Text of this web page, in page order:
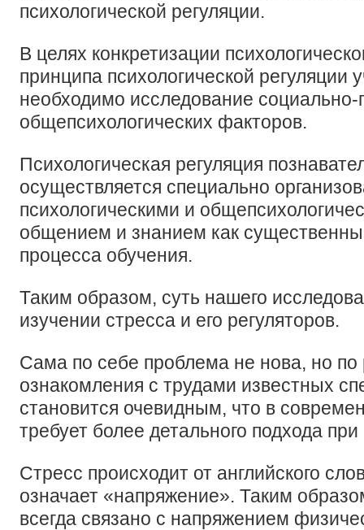
психологической регуляции.
В целях конкретизации
принципа психологической регуляции
необходимо исследование социально-
общепсихологических факторов.
Психологическая регуляция
осуществляется специально
психологическими и
общением и знанием как
процесса обучения.
Таким образом, суть нашего
изучении стресса и его регуляторов.
Сама по себе проблема не нова, но по
ознакомления с трудами известных
становится очевидным, что в
требует более детального подхода
Стресс происходит от английского
означает «напряжение». Таким
всегда связано с напряжением